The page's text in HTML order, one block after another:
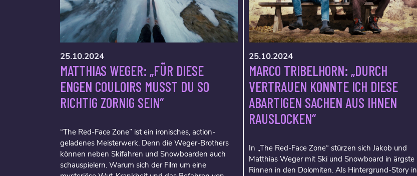
25.10.2024
MATTHIAS WEGER: „FÜR DIESE
ENGEN COULOIRS MUSST DU SO
RICHTIG ZORNIG SEIN“
“The Red-Face Zone” ist ein ironisches, action-
geladenes Meisterwerk. Denn die Weger-Brothers
können neben Skifahren und Snowboarden auch
schauspielern. Warum sich der Film um eine
25.10.2024
MARCO TRIBELHORN: „DURCH
VERTRAUEN KONNTE ICH DIESE
ABARTIGEN SACHEN AUS IHNEN
RAUSLOCKEN“
In „The Red-Face Zone“ stürzen sich Jakob und
Matthias Weger mit Ski und Snowboard in ärgste
Rinnen in den Dolomiten. Als Hintergrund-Story in